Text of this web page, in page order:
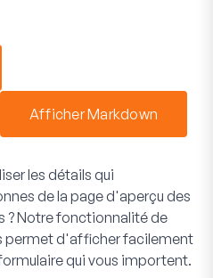
Afficher Markdown
les détails qui
de la page d'aperçu des
? Notre fonctionnalité de
permet d'afficher facilement
qui vous importent.